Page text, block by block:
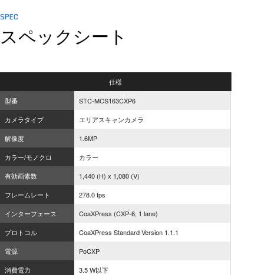
SPEC
スペックシート
仕様
型番
STC-MCS163CXP6
カメラタイプ
エリアスキャンカメラ
解像度
1.6MP
カラー/モノクロ
カラー
有効画素数
1,440 (H) x 1,080 (V)
フレームレート
278.0 fps
インターフェース
CoaXPress (CXP-6, 1 lane)
プロトコル
CoaXPress Standard Version 1.1.1
電源
PoCXP
消費電力
3.5 W以下